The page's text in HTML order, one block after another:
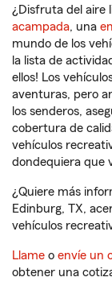
¿Disfruta del aire
acampada, una
mundo de los
la lista de
ellos! Los
aventuras, pero
los senderos,
cobertura de
vehículos
dondequiera que
¿Quiere más
Edinburg, TX,
vehículos
Llame o envíe un
obtener una